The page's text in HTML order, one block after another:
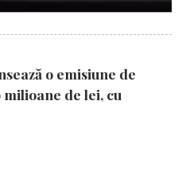
o emisiune de
de lei, cu